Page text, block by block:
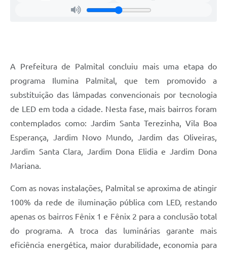
A Prefeitura de Palmital concluiu mais uma etapa do
programa Ilumina Palmital, que tem promovido a
substituição das lâmpadas convencionais por tecnologia
de LED em toda a cidade. Nesta fase, mais bairros foram
contemplados como: Jardim Santa Terezinha, Vila Boa
Esperança, Jardim Novo Mundo, Jardim das Oliveiras,
Jardim Santa Clara, Jardim Dona Elidia e Jardim Dona
Mariana.
Com as novas instalações, Palmital se aproxima de atingir
100% da rede de iluminação pública com LED, restando
apenas os bairros Fênix 1 e Fênix 2 para a conclusão total
do programa. A troca das luminárias garante mais
eficiência energética, maior durabilidade, economia para